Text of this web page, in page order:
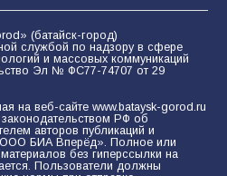
(батайск-город)
службой по надзору в сфере
и массовых коммуникаций
Эл № ФС77-74707 от 29
на веб-сайте www.bataysk-gorod.ru
законодательством РФ об
авторов публикаций и
БИА Вперёд». Полное или
без гиперссылки на
Пользователи должны